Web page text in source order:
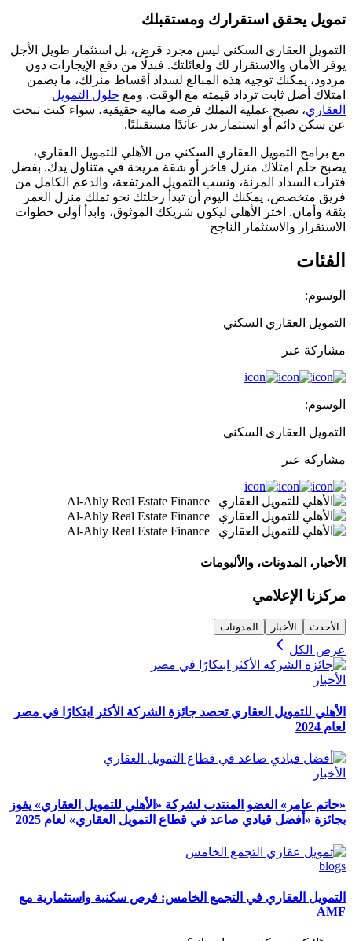
تمويل يحقق استقرارك ومستقبلك
التمويل العقاري السكني ليس مجرد قرض، بل استثمار طويل الأجل
يوفر الأمان والاستقرار لك ولعائلتك. فبدلًا من دفع الإيجارات دون
مردود، يمكنك توجيه هذه المبالغ لسداد أقساط منزلك، ما يضمن
امتلاك أصل ثابت تزداد قيمته مع الوقت. ومع حلول التمويل
العقاري، تصبح عملية التملك فرصة مالية حقيقية، سواء كنت تبحث
عن سكن دائم أو استثمار يدر عائدًا مستقبليًا.
مع برامج التمويل العقاري السكني من الأهلي للتمويل العقاري،
يصبح حلم امتلاك منزل فاخر أو شقة مريحة في متناول يدك. بفضل
فترات السداد المرنة، ونسب التمويل المرتفعة، والدعم الكامل من
فريق متخصص، يمكنك اليوم أن تبدأ رحلتك نحو تملك منزل العمر
بثقة وأمان. اختر الأهلي ليكون شريكك الموثوق، وابدأ أولى خطوات
الاستقرار والاستثمار الناجح
الفئات
الوسوم:
التمويل العقاري السكني
مشاركة عبر
الوسوم:
التمويل العقاري السكني
مشاركة عبر
الأخبار، المدونات، والألبومات
مركزنا الإعلامي
الأحدث الأخبار المدونات
عرض الكل
الأخبار
الأهلي للتمويل العقاري تحصد جائزة الشركة الأكثر ابتكارًا في مصر
لعام 2024
الأخبار
«حاتم عامر» العضو المنتدب لشركة «الأهلي للتمويل العقاري» يفوز
بجائزة «أفضل قيادي صاعد في قطاع التمويل العقاري» لعام 2025
blogs
التمويل العقاري في التجمع الخامس: فرص سكنية واستثمارية مع
AMF